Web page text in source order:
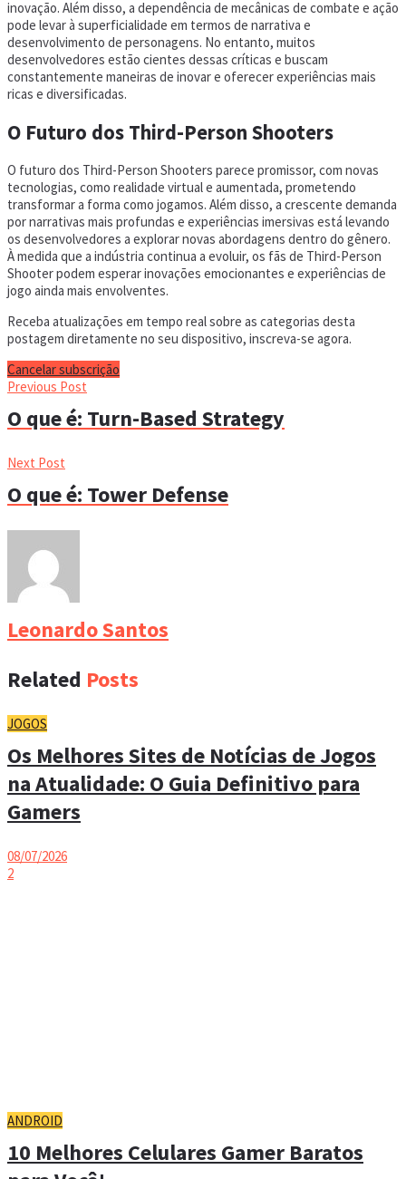
inovação. Além disso, a dependência de mecânicas de combate e ação
pode levar à superficialidade em termos de narrativa e
desenvolvimento de personagens. No entanto, muitos
desenvolvedores estão cientes dessas críticas e buscam
constantemente maneiras de inovar e oferecer experiências mais
ricas e diversificadas.
O Futuro dos Third-Person Shooters
O futuro dos Third-Person Shooters parece promissor, com novas
tecnologias, como realidade virtual e aumentada, prometendo
transformar a forma como jogamos. Além disso, a crescente demanda
por narrativas mais profundas e experiências imersivas está levando
os desenvolvedores a explorar novas abordagens dentro do gênero.
À medida que a indústria continua a evoluir, os fãs de Third-Person
Shooter podem esperar inovações emocionantes e experiências de
jogo ainda mais envolventes.
Receba atualizações em tempo real sobre as categorias desta
postagem diretamente no seu dispositivo, inscreva-se agora.
Cancelar subscrição
Previous Post
O que é: Turn-Based Strategy
Next Post
O que é: Tower Defense
Leonardo Santos
Related Posts
JOGOS
Os Melhores Sites de Notícias de Jogos
na Atualidade: O Guia Definitivo para
Gamers
08/07/2026
2
ANDROID
10 Melhores Celulares Gamer Baratos